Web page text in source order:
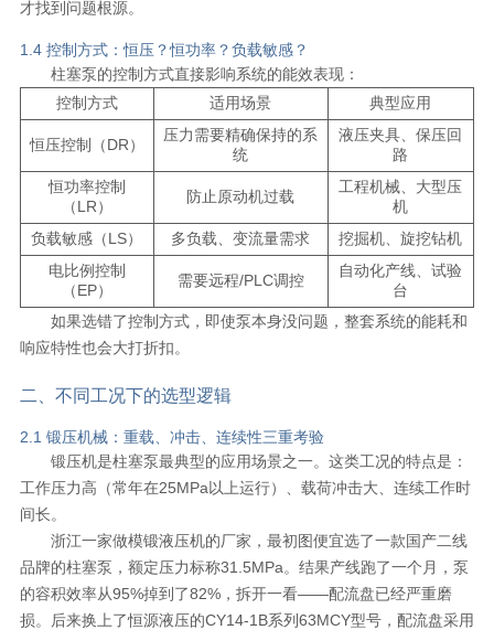
才找到问题根源。
1.4 控制方式：恒压？恒功率？负载敏感？
柱塞泵的控制方式直接影响系统的能效表现：
控制方式
适用场景 典型应用
恒压控制（DR）
压力需要精确保持的系
统
液压夹具、保压回
路
恒功率控制
（LR）
防止原动机过载
工程机械、大型压
机
负载敏感（LS）
多负载、变流量需求
挖掘机、旋挖钻机
电比例控制
（EP）
需要远程/PLC调控
自动化产线、试验
台
如果选错了控制方式，即使泵本身没问题，整套系统的能耗和
响应特性也会大打折扣。
二、不同工况下的选型逻辑
2.1 锻压机械：重载、冲击、连续性三重考验
锻压机是柱塞泵最典型的应用场景之一。这类工况的特点是：
工作压力高（常年在25MPa以上运行）、载荷冲击大、连续工作时
间长。
浙江一家做模锻液压机的厂家，最初图便宜选了一款国产二线
品牌的柱塞泵，额定压力标称31.5MPa。结果产线跑了一个月，泵
的容积效率从95%掉到了82%，拆开一看——配流盘已经严重磨
损。后来换上了恒源液压的CY14-1B系列63MCY型号，配流盘采用